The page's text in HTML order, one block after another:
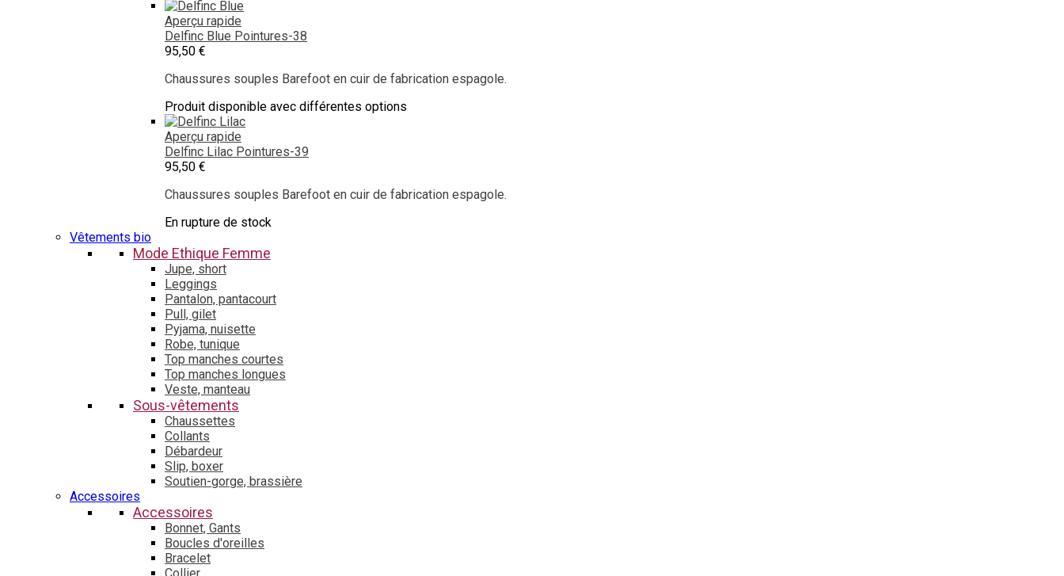
Aperçu rapide
Delfinc Blue Pointures-38
95,50 €
Chaussures souples Barefoot en cuir de fabrication espagole.
Produit disponible avec différentes options
Aperçu rapide
Delfinc Lilac Pointures-39
95,50 €
Chaussures souples Barefoot en cuir de fabrication espagole.
En rupture de stock
Vêtements bio
Mode Ethique Femme
Jupe, short
Leggings
Pantalon, pantacourt
Pull, gilet
Pyjama, nuisette
Robe, tunique
Top manches courtes
Top manches longues
Veste, manteau
Sous-vêtements
Chaussettes
Collants
Débardeur
Slip, boxer
Soutien-gorge, brassière
Accessoires
Accessoires
Bonnet, Gants
Boucles d'oreilles
Bracelet